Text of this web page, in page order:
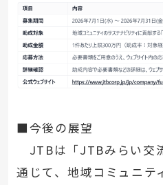
■今後の展望
JTBは「JTBみらい交
通じて、地域コミュニテ